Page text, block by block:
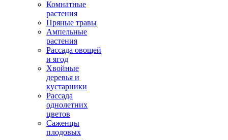
Комнатные
растения
Пряные травы
Ампельные
растения
Рассада овощей
и ягод
Хвойные
деревья и
кустарники
Рассада
однолетних
цветов
Саженцы
плодовых